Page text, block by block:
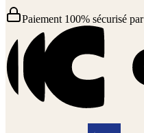
Paiement 100% sécurisé par